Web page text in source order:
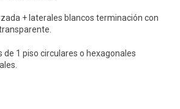
+ laterales blancos terminación con
de 1 piso circulares o hexagonales